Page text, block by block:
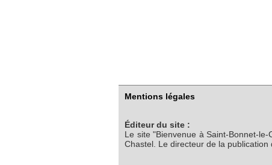
Mentions légales
Éditeur du site :
Le site "Bienvenue à Saint-Bonnet-
Chastel. Le directeur de la publication